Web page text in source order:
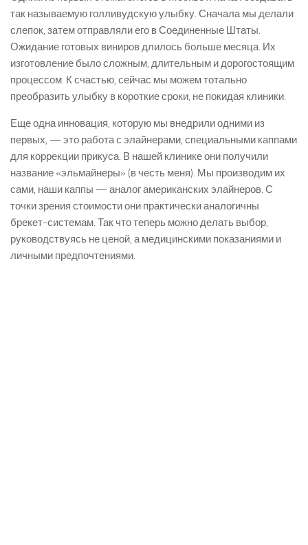
так называемую голливудскую улыбку. Сначала мы делали
слепок, затем отправляли его в Соединенные Штаты.
Ожидание готовых виниров длилось больше месяца. Их
изготовление было сложным, длительным и дорогостоящим
процессом. К счастью, сейчас мы можем тотально
преобразить улыбку в короткие сроки, не покидая клиники.
Еще одна инновация, которую мы внедрили одними из
первых, — это работа с элайнерами, специальными каппами
для коррекции прикуса. В нашей клинике они получили
название «эльмайнеры» (в честь меня). Мы производим их
сами, наши каппы — аналог американских элайнеров. С
точки зрения стоимости они практически аналогичны
брекет-системам. Так что теперь можно делать выбор,
руководствуясь не ценой, а медицинскими показаниями и
личными предпочтениями.